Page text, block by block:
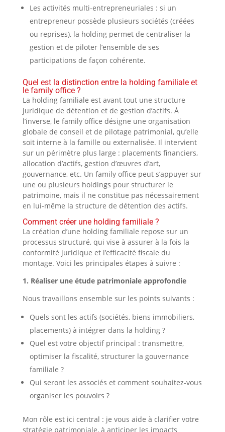
Les activités multi-entrepreneuriales : si un
entrepreneur possède plusieurs sociétés (créées
ou reprises), la holding permet de centraliser la
gestion et de piloter l’ensemble de ses
participations de façon cohérente.
Quel est la distinction entre la holding familiale et
le family office ?
La holding familiale est avant tout une structure
juridique de détention et de gestion d’actifs. À
l’inverse, le family office désigne une organisation
globale de conseil et de pilotage patrimonial, qu’elle
soit interne à la famille ou externalisée. Il intervient
sur un périmètre plus large : placements financiers,
allocation d’actifs, gestion d’œuvres d’art,
gouvernance, etc. Un family office peut s’appuyer sur
une ou plusieurs holdings pour structurer le
patrimoine, mais il ne constitue pas nécessairement
en lui-même la structure de détention des actifs.
Comment créer une holding familiale ?
La création d’une holding familiale repose sur un
processus structuré, qui vise à assurer à la fois la
conformité juridique et l’efficacité fiscale du
montage. Voici les principales étapes à suivre :
1. Réaliser une étude patrimoniale approfondie
Nous travaillons ensemble sur les points suivants :
Quels sont les actifs (sociétés, biens immobiliers,
placements) à intégrer dans la holding ?
Quel est votre objectif principal : transmettre,
optimiser la fiscalité, structurer la gouvernance
familiale ?
Qui seront les associés et comment souhaitez-vous
organiser les pouvoirs ?
Mon rôle est ici central : je vous aide à clarifier votre
stratégie patrimoniale, à anticiper les impacts